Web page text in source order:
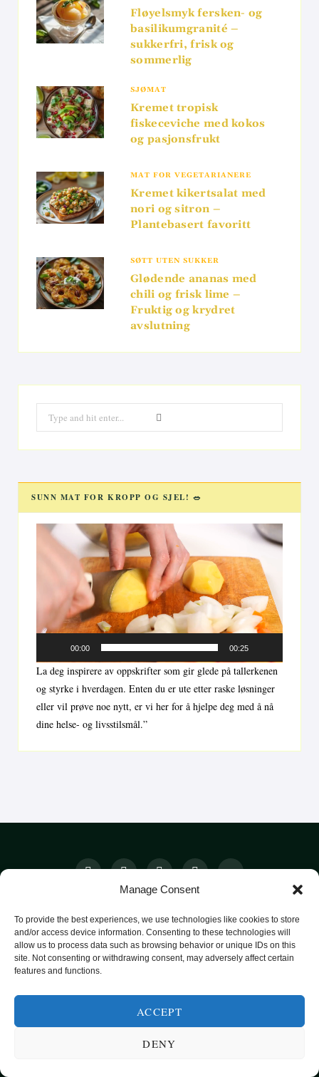
Manage Consent
To provide the best experiences, we use technologies like cookies to store
and/or access device information. Consenting to these technologies will
allow us to process data such as browsing behavior or unique IDs on this
site. Not consenting or withdrawing consent, may adversely affect certain
features and functions.
ACCEPT
DENY
Fløyelsmyk fersken- og
basilikumgranité –
sukkerfri, frisk og
sommerlig
SJØMAT
Kremet tropisk
fiskeceviche med kokos
og pasjonsfrukt
MAT FOR VEGETARIANERE
Kremet kikertsalat med
nori og sitron –
Plantebasert favoritt
SØTT UTEN SUKKER
Glødende ananas med
chili og frisk lime –
Fruktig og krydret
avslutning
for:
SUNN MAT FOR KROPP OG SJEL! 🥗
Videoavspiller
00:00 00:25
La deg inspirere av oppskrifter som gir glede på tallerkenen
og styrke i hverdagen. Enten du er ute etter raske løsninger
eller vil prøve noe nytt, er vi her for å hjelpe deg med å nå
dine helse- og livsstilsmål.”
SUNN MAT FRA HELE VERDEN
KATEGORIER
POPULÆRE OPPSKRIFTER
SMARTE MATVALG OM